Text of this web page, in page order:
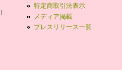
|
特定商取引法表示
メディア掲載
プレスリリース一覧